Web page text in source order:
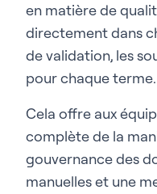
en matière de
directement dans
de validation, les
pour chaque terme.
Cela offre aux
complète de la
gouvernance des
manuelles et une